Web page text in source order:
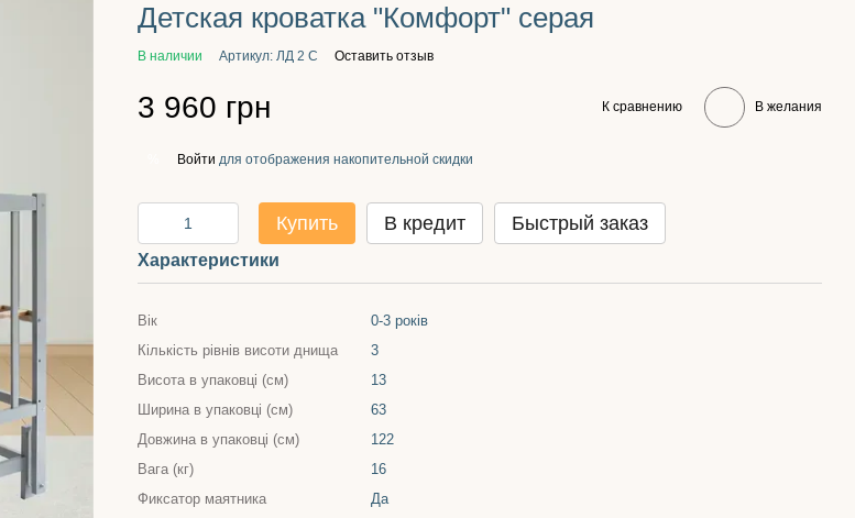
Детская кроватка "Комфорт" серая
В наличии Артикул: ЛД 2 С Оставить отзыв
3 960 грн К сравнению В желания
Войти для отображения накопительной скидки
Купить В кредит Быстрый заказ
Характеристики
Вік
0-3 років
Кількість рівнів висоти днища
3
Висота в упаковці (см)
13
Ширина в упаковці (см)
63
Довжина в упаковці (см)
122
Вага (кг)
16
Фиксатор маятника
Да